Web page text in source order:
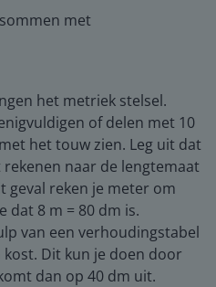
met
het metriek stelsel.
of delen met 10
het touw zien. Leg uit dat
naar de lengtemaat
geval reken je meter om
dat 8 m = 80 dm is.
van een verhoudingstabel
Dit kun je doen door
dan op 40 dm uit.